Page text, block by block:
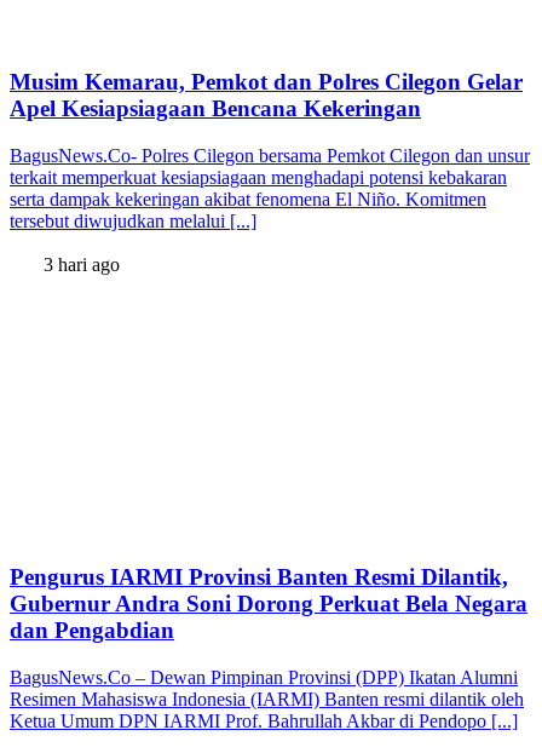
Musim Kemarau, Pemkot dan Polres Cilegon Gelar
Apel Kesiapsiagaan Bencana Kekeringan
BagusNews.Co- Polres Cilegon bersama Pemkot Cilegon dan unsur
terkait memperkuat kesiapsiagaan menghadapi potensi kebakaran
serta dampak kekeringan akibat fenomena El Niño. Komitmen
tersebut diwujudkan melalui [...]
3 hari ago
Pengurus IARMI Provinsi Banten Resmi Dilantik,
Gubernur Andra Soni Dorong Perkuat Bela Negara
dan Pengabdian
BagusNews.Co – Dewan Pimpinan Provinsi (DPP) Ikatan Alumni
Resimen Mahasiswa Indonesia (IARMI) Banten resmi dilantik oleh
Ketua Umum DPN IARMI Prof. Bahrullah Akbar di Pendopo [...]